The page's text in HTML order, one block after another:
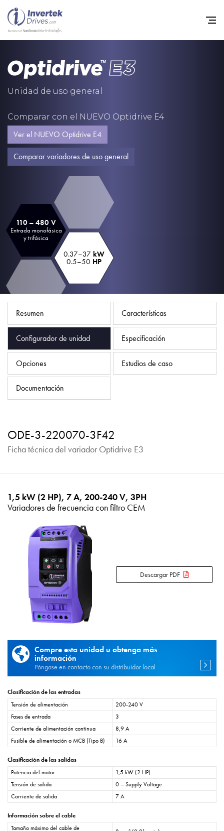
Unidad de uso general
Comparar con el NUEVO Optidrive E4
Ver el NUEVO Optidrive E4
Comparar variadores de uso general
110 – 480 V
Entrada monofásica
y trifásica
0.37–37 kW
0.5–50 HP
Resumen Características
Configurador de unidad Especificación
Opciones Estudios de caso
Documentación
ODE-3-220070-3F42
Ficha técnica del variador Optidrive E3
1,5 kW (2 HP), 7 A, 200-240 V, 3PH
Variadores de frecuencia con filtro CEM
Descargar PDF
Compre esta unidad u obtenga más
información
Póngase en contacto con su distribuidor local
Clasificación de las entradas
Tensión de alimentación
200-240 V
Fases de entrada
3
Corriente de alimentación continua
8,9 A
Fusible de alimentación o MCB (Tipo B)
16 A
Clasificación de las salidas
Potencia del motor
1,5 kW (2 HP)
Tensión de salida
0 – Supply Voltage
Corriente de salida
7 A
Información sobre el cable
Tamaño máximo del cable de